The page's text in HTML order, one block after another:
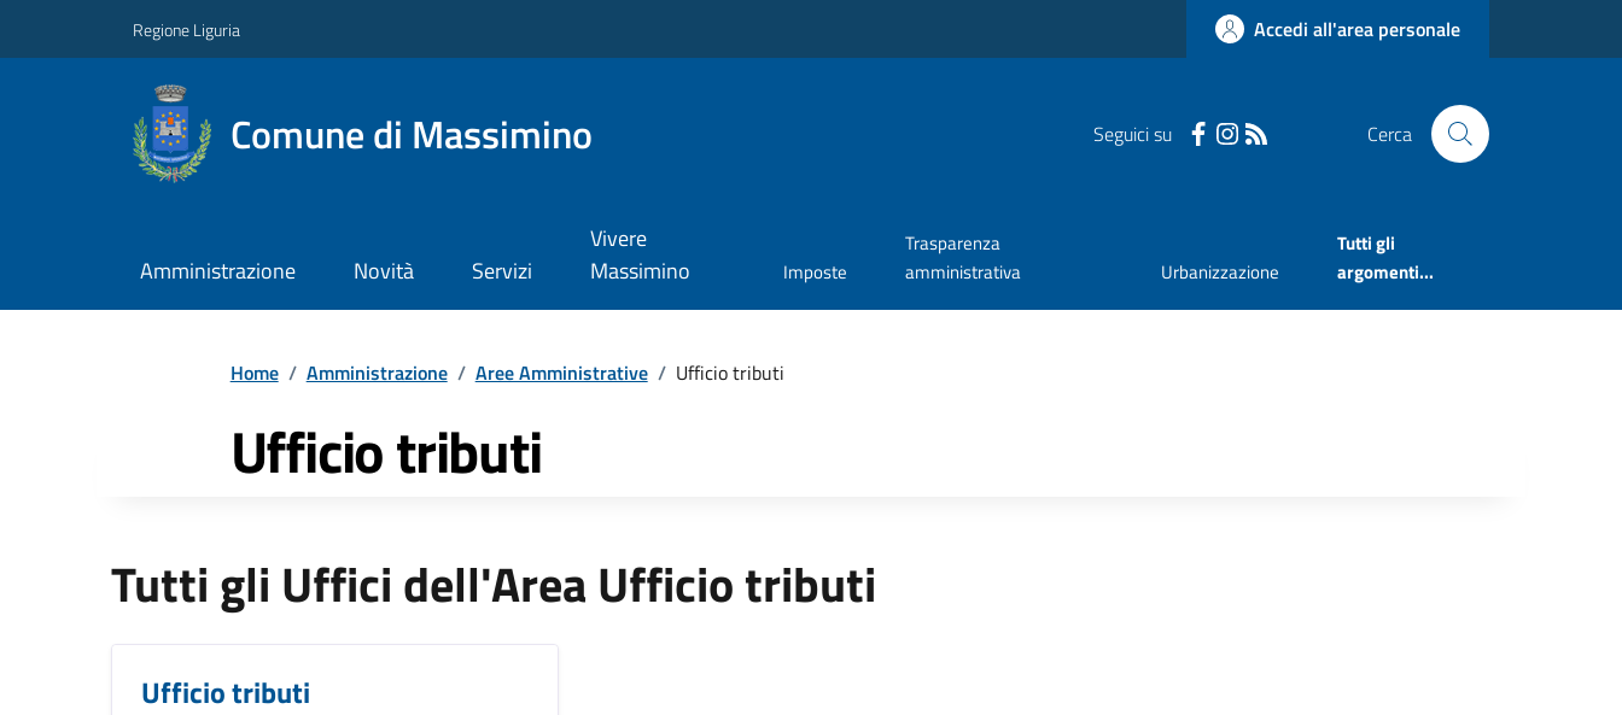
Regione Liguria Accedi all'area personale
Comune di Massimino Seguici su Cerca
Amministrazione Novità Servizi
Vivere
Massimino
Imposte
Trasparenza
amministrativa
Urbanizzazione
Tutti gli
argomenti...
Home / Amministrazione / Aree Amministrative / Ufficio tributi
Ufficio tributi
Tutti gli Uffici dell'Area Ufficio tributi
Ufficio tributi